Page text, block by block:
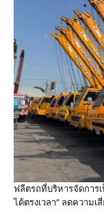
ฟลีตรถที่บริหารจัดการ
ได้ตรงเวลา” ลดความ